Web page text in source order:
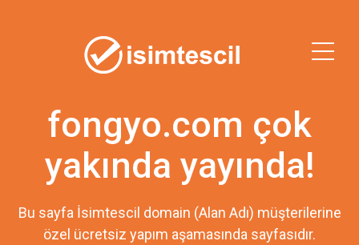
fongyo.com çok
yakında yayında!
Bu sayfa İsimtescil domain (Alan Adı) müşterilerine
özel ücretsiz yapım aşamasında sayfasıdır.